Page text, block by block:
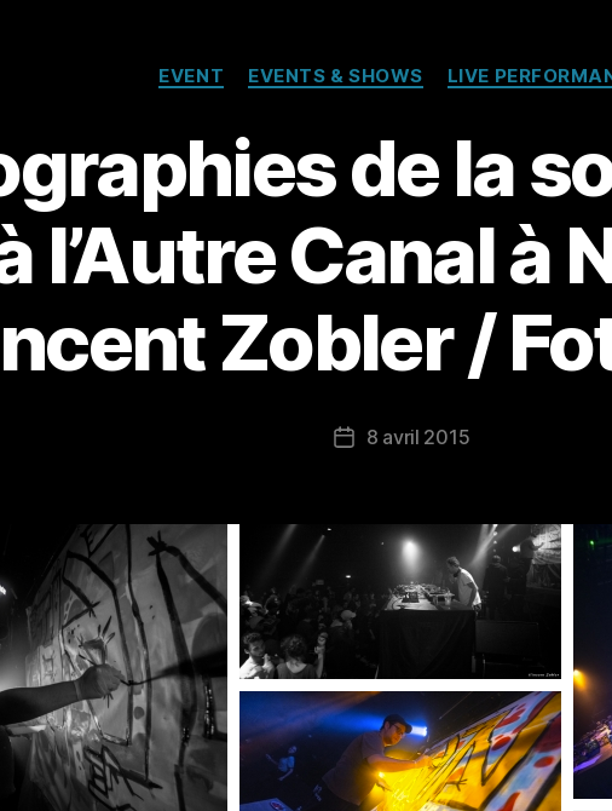
Catégories
EVENT EVENTS & SHOWS LIVE
de la
l’Autre Canal à
Zobler /
Date8 avril 2015